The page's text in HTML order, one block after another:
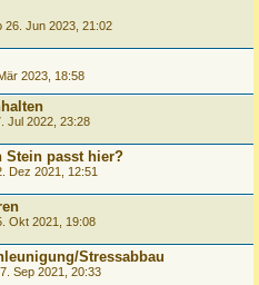
26. Jun 2023, 21:02
2023, 18:58
Jul 2022, 23:28
Stein passt hier?
Dez 2021, 12:51
Okt 2021, 19:08
Stressabbau
Sep 2021, 20:33